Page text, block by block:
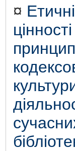
¤ Етичні